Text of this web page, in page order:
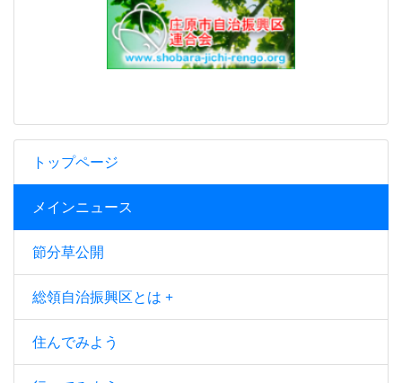
トップページ
メインニュース
節分草公開
総領自治振興区とは
住んでみよう